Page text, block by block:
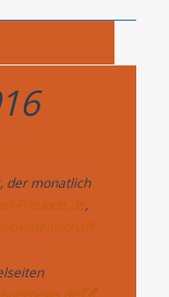
der monatlich
Freunde.de,
Gemeinschaft